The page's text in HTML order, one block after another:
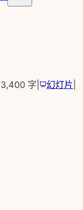
3,400 字 幻灯片